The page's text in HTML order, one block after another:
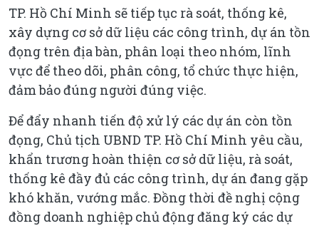
TP. Hồ Chí Minh sẽ tiếp tục rà soát, thống kê,
xây dựng cơ sở dữ liệu các công trình, dự án tồn
đọng trên địa bàn, phân loại theo nhóm, lĩnh
vực để theo dõi, phân công, tổ chức thực hiện,
đảm bảo đúng người đúng việc.
Để đẩy nhanh tiến độ xử lý các dự án còn tồn
đọng, Chủ tịch UBND TP. Hồ Chí Minh yêu cầu,
khẩn trương hoàn thiện cơ sở dữ liệu, rà soát,
thống kê đầy đủ các công trình, dự án đang gặp
khó khăn, vướng mắc. Đồng thời đề nghị cộng
đồng doanh nghiệp chủ động đăng ký các dự